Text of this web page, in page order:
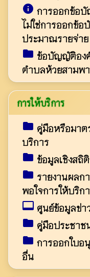
info การออกข้อ
ไม่ใช่การออกข้
ประมาณรายจ่าย
folder ข้อบัญญัติอง
ตำบลห้วยสามพ
การให้บริการ
folder คู่มือหรือมาต
บริการ
folder ข้อมูลเชิงสถิ
folder รายงานผลก
พอใจการให้บริก
video_label ศูนย์ข้อมูลข่า
folder คู่มือประชาช
folder การออกใบอ
อื่น